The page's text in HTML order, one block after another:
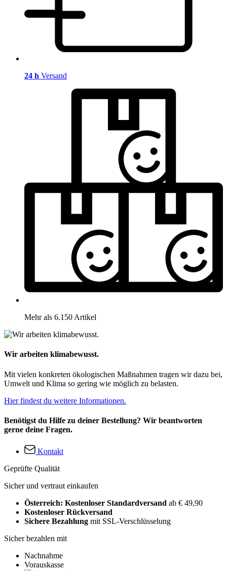
24 h Versand
Mehr als 6.150 Artikel
Wir arbeiten klimabewusst.
Mit vielen konkreten ökologischen Maßnahmen tragen wir dazu bei,
Umwelt und Klima so gering wie möglich zu belasten.
Hier findest du weitere Informationen.
Benötigst du Hilfe zu deiner Bestellung? Wir beantworten
gerne deine Fragen.
Kontakt
Geprüfte Qualität
Sicher und vertraut einkaufen
Österreich: Kostenloser Standardversand ab € 49,90
Kostenloser Rückversand
Sichere Bezahlung mit SSL-Verschlüsselung
Sicher bezahlen mit
Nachnahme
Vorauskasse